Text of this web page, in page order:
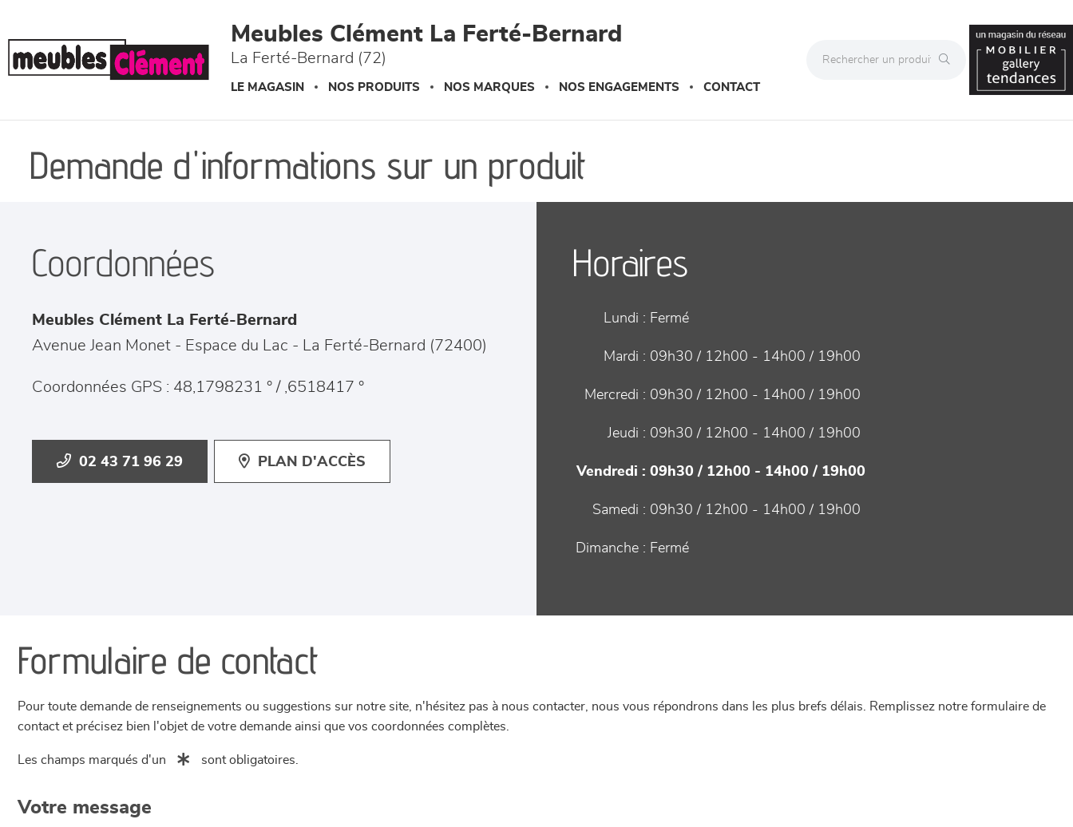
Meubles Clément La Ferté-Bernard
La Ferté-Bernard (72)
LE MAGASIN NOS PRODUITS NOS MARQUES NOS ENGAGEMENTS CONTACT
Demande d'informations sur un produit
Coordonnées
Meubles Clément La Ferté-Bernard
Avenue Jean Monet - Espace du Lac - La Ferté-Bernard (72400)
Coordonnées GPS : 48,1798231 ° / ,6518417 °
02 43 71 96 29 PLAN D'ACCÈS
Horaires
Lundi : Fermé
Mardi : 09h30 / 12h00 - 14h00 / 19h00
Mercredi : 09h30 / 12h00 - 14h00 / 19h00
Jeudi : 09h30 / 12h00 - 14h00 / 19h00
Vendredi : 09h30 / 12h00 - 14h00 / 19h00
Samedi : 09h30 / 12h00 - 14h00 / 19h00
Dimanche : Fermé
Formulaire de contact
Pour toute demande de renseignements ou suggestions sur notre site, n'hésitez pas à nous contacter, nous vous répondrons dans les plus brefs délais. Remplissez notre formulaire de
contact et précisez bien l'objet de votre demande ainsi que vos coordonnées complètes.
Les champs marqués d'un sont obligatoires.
Votre message